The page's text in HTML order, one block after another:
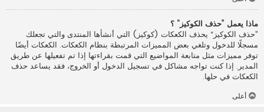
ماذا يعمل ”حذف الكوكيز“ ؟
”حذف الكوكيز“ يحذف الكعكات (كوكيز) التي أنشأها المنتدى والتي تجعلك
مسجلًا للدخول وتلغي بعض المميزات المرتبطة بنظام الكعكات. الكعكات أيضًا
توفر مميزات مثل متابعة المواضيع التي قمت بقراءتها إذا تم تفعيلها عن طريق
المدير. إذا كنت تواجه مشاكل في تسجيل الدخول أو الخروج، فقد يساعد حذف
الكعكات في حلها.
أعلى